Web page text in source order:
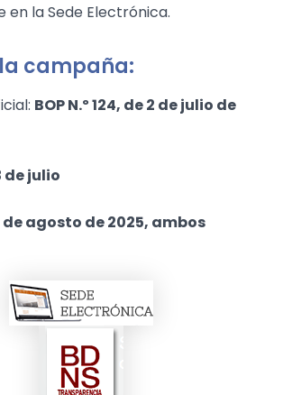
la Sede Electrónica.
campaña:
BOP N.º 124, de 2 de julio de
de julio
de agosto de 2025, ambos